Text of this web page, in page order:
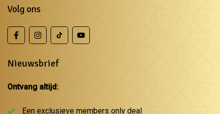
Volg ons
Nieuwsbrief
Ontvang altijd:
Een exclusieve members only deal